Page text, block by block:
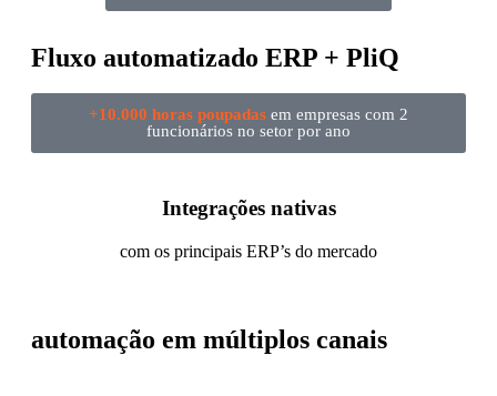
Fluxo automatizado ERP + PliQ
+10.000 horas poupadas em empresas com 2
funcionários no setor por ano
Integrações nativas
com os principais ERP’s do mercado
automação em múltiplos canais